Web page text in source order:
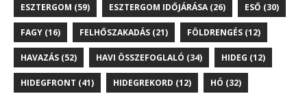
ESZTERGOM (59) ESZTERGOM IDŐJÁRÁSA(26) ESŐ (30)
FAGY (16) FELHŐSZAKADÁS (21) FÖLDRENGÉS (12)
HAVAZÁS (52) HAVI ÖSSZEFOGLALÓ (34) HIDEG (12)
HIDEGFRONT (41) HIDEGREKORD (12) HÓ (32)